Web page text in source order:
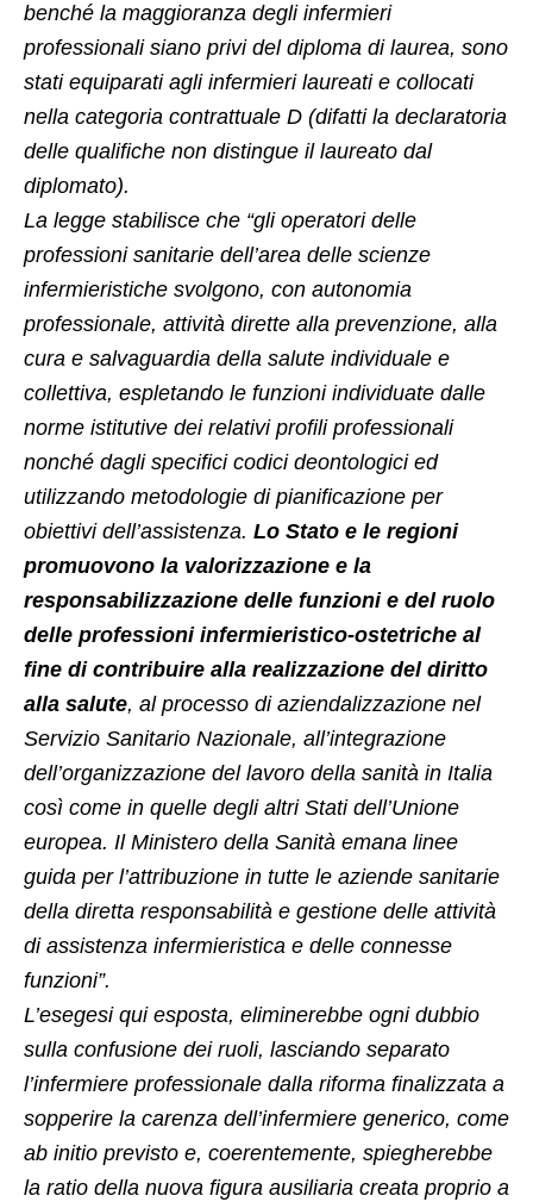
benché la maggioranza degli infermieri
professionali siano privi del diploma di laurea, sono
stati equiparati agli infermieri laureati e collocati
nella categoria contrattuale D (difatti la declaratoria
delle qualifiche non distingue il laureato dal
diplomato).
La legge stabilisce che “gli operatori delle
professioni sanitarie dell’area delle scienze
infermieristiche svolgono, con autonomia
professionale, attività dirette alla prevenzione, alla
cura e salvaguardia della salute individuale e
collettiva, espletando le funzioni individuate dalle
norme istitutive dei relativi profili professionali
nonché dagli specifici codici deontologici ed
utilizzando metodologie di pianificazione per
obiettivi dell’assistenza. Lo Stato e le regioni
promuovono la valorizzazione e la
responsabilizzazione delle funzioni e del ruolo
delle professioni infermieristico-ostetriche al
fine di contribuire alla realizzazione del diritto
alla salute, al processo di aziendalizzazione nel
Servizio Sanitario Nazionale, all’integrazione
dell’organizzazione del lavoro della sanità in Italia
così come in quelle degli altri Stati dell’Unione
europea. Il Ministero della Sanità emana linee
guida per l’attribuzione in tutte le aziende sanitarie
della diretta responsabilità e gestione delle attività
di assistenza infermieristica e delle connesse
funzioni”.
L’esegesi qui esposta, eliminerebbe ogni dubbio
sulla confusione dei ruoli, lasciando separato
l’infermiere professionale dalla riforma finalizzata a
sopperire la carenza dell’infermiere generico, come
ab initio previsto e, coerentemente, spiegherebbe
la ratio della nuova figura ausiliaria creata proprio a